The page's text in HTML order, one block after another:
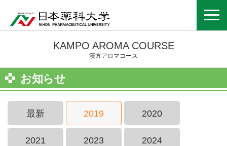
KAMPO AROMA COURSE
漢方アロマコース
お知らせ
最新 2019 2020
2021 2023 2024